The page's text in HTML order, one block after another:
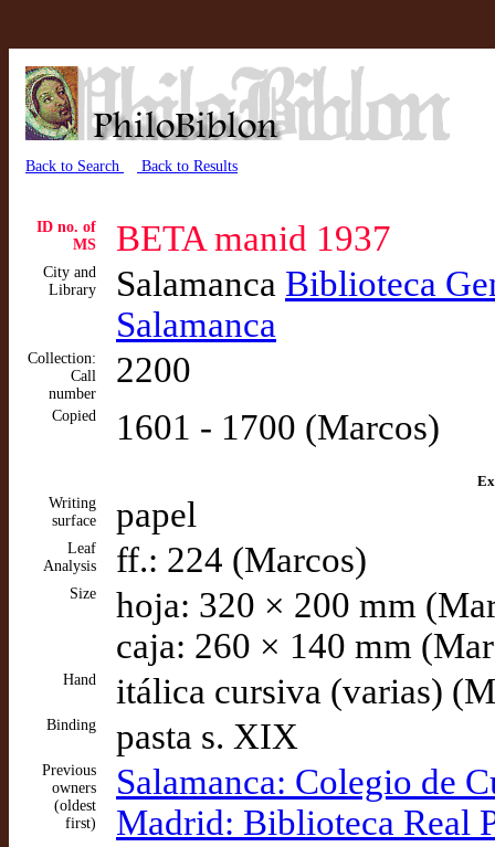
Back to Search Back to Results
ID no. of
MS
BETA manid 1937
City and
Library
Salamanca Biblioteca
Salamanca
Collection:
Call
number
2200
Copied 1601 - 1700 (Marcos)
Writing
surface
papel
Leaf
Analysis
ff.: 224 (Marcos)
Size
hoja: 320 × 200 mm
caja: 260 × 140 mm
Hand itálica cursiva (varias)
Binding pasta s. XIX
Previous
owners
(oldest
first)
Salamanca: Colegio de
Madrid: Biblioteca Real